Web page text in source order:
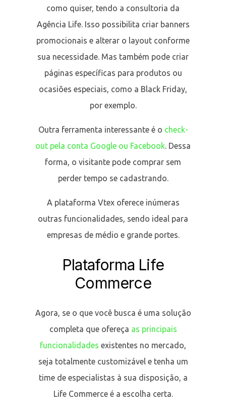
como quiser, tendo a consultoria da
Agência Life. Isso possibilita criar banners
promocionais e alterar o layout conforme
sua necessidade. Mas também pode criar
páginas específicas para produtos ou
ocasiões especiais, como a Black Friday,
por exemplo.
Outra ferramenta interessante é o check-
out pela conta Google ou Facebook. Dessa
forma, o visitante pode comprar sem
perder tempo se cadastrando.
A plataforma Vtex oferece inúmeras
outras funcionalidades, sendo ideal para
empresas de médio e grande portes.
Plataforma Life
Commerce
Agora, se o que você busca é uma solução
completa que ofereça as principais
funcionalidades existentes no mercado,
seja totalmente customizável e tenha um
time de especialistas à sua disposição, a
Life Commerce é a escolha certa.